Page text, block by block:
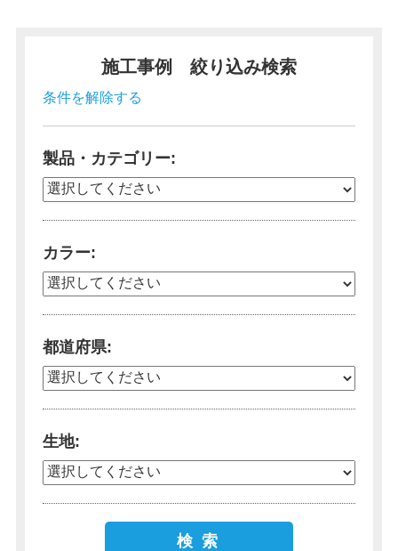
施工事例 絞り込み検索
条件を解除する
製品・カテゴリー
カラー
都道府県
生地
検索